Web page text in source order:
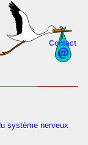
Contact
système nerveux